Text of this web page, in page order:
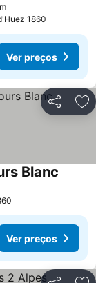
1860
Ver preços
Partilhar
Blanc
Ver preços